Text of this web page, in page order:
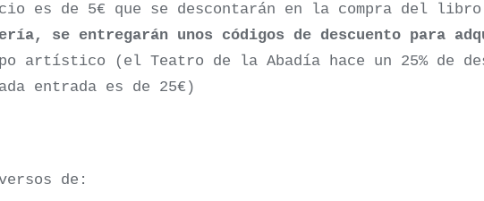
es de 5€ que se descontarán en la compra del libro
se entregarán unos códigos de descuento para
artístico (el Teatro de la Abadía hace un 25% de
entrada es de 25€)
de: